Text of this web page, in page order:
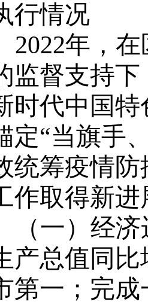
行情况
2022年， 在
监督支持下
时代中国
定“当旗手
统筹疫情
作取得新
（一）经
产总值同比
第一；完